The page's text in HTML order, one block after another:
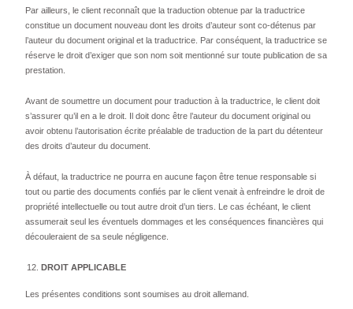
Par ailleurs, le client reconnaît que la traduction obtenue par la traductrice
constitue un document nouveau dont les droits d’auteur sont co-détenus par
l’auteur du document original et la traductrice. Par conséquent, la traductrice se
réserve le droit d’exiger que son nom soit mentionné sur toute publication de sa
prestation.
Avant de soumettre un document pour traduction à la traductrice, le client doit
s’assurer qu’il en a le droit. Il doit donc être l’auteur du document original ou
avoir obtenu l’autorisation écrite préalable de traduction de la part du détenteur
des droits d’auteur du document.
À défaut, la traductrice ne pourra en aucune façon être tenue responsable si
tout ou partie des documents confiés par le client venait à enfreindre le droit de
propriété intellectuelle ou tout autre droit d’un tiers. Le cas échéant, le client
assumerait seul les éventuels dommages et les conséquences financières qui
découleraient de sa seule négligence.
DROIT APPLICABLE
Les présentes conditions sont soumises au droit allemand.